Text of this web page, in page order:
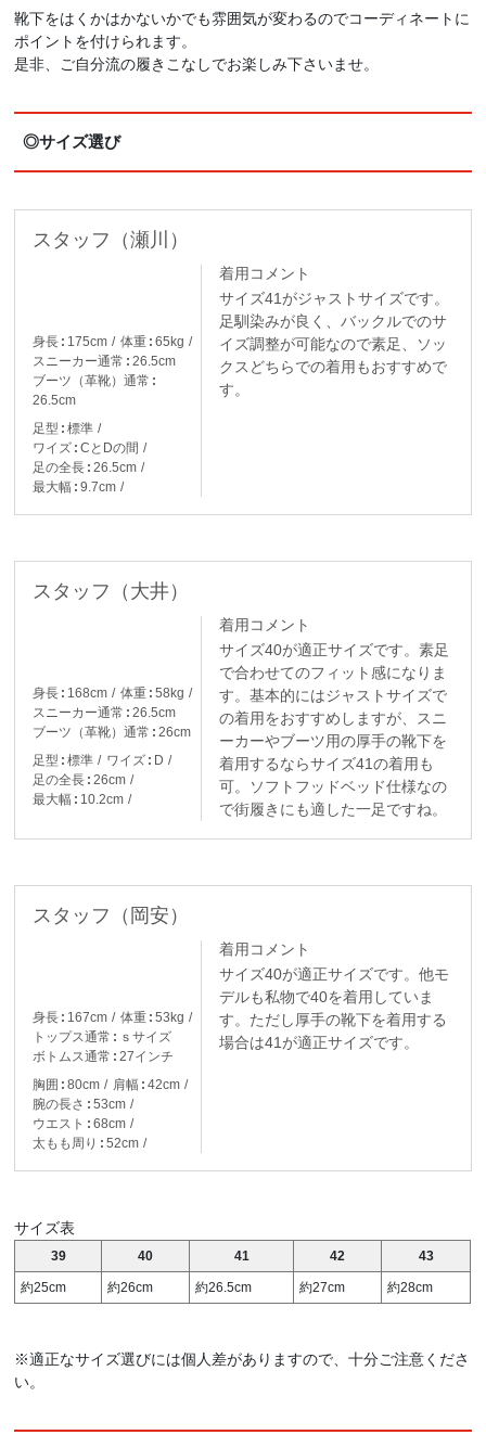
靴下をはくかはかないかでも雰囲気が変わるのでコーディネートに
ポイントを付けられます。
是非、ご自分流の履きこなしでお楽しみ下さいませ。
◎サイズ選び
スタッフ（瀬川）
身長 175cm 体重
65kg
スニーカー通常
26.5cm
ブーツ（革靴）通常
26.5cm
足型
標準
ワイズ
CとDの間
足の全長
26.5cm
最大幅
9.7cm
着用コメント
サイズ41がジャストサイズです。
足馴染みが良く、バックルでのサ
イズ調整が可能なので素足、ソッ
クスどちらでの着用もおすすめで
す。
スタッフ（大井）
身長 168cm 体重
58kg
スニーカー通常
26.5cm
ブーツ（革靴）通常
26cm
足型
標準 ワイズ
D
足の全長
26cm
最大幅
10.2cm
着用コメント
サイズ40が適正サイズです。素足
で合わせてのフィット感になりま
す。基本的にはジャストサイズで
の着用をおすすめしますが、スニ
ーカーやブーツ用の厚手の靴下を
着用するならサイズ41の着用も
可。ソフトフッドベッド仕様なの
で街履きにも適した一足ですね。
スタッフ（岡安）
身長 167cm 体重
53kg
トップス通常
ｓサイズ
ボトムス通常
27インチ
胸囲
80cm 肩幅
42cm
腕の長さ
53cm
ウエスト
68cm
太もも周り
52cm
着用コメント
サイズ40が適正サイズです。他モ
デルも私物で40を着用していま
す。ただし厚手の靴下を着用する
場合は41が適正サイズです。
サイズ表
39 40 41 42 43
約25cm 約26cm 約26.5cm 約27cm 約28cm
※適正なサイズ選びには個人差がありますので、十分ご注意くださ
い。